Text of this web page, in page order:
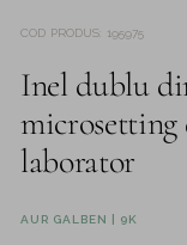
COD PRODUS 195975
Inel dublu
microsetting
laborator
AUR GALBEN | 9K